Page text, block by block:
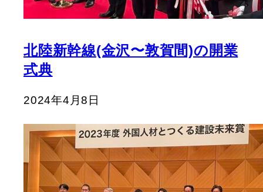
北陸新幹線(金沢〜敦賀間)の開業
式典
2024年4月8日